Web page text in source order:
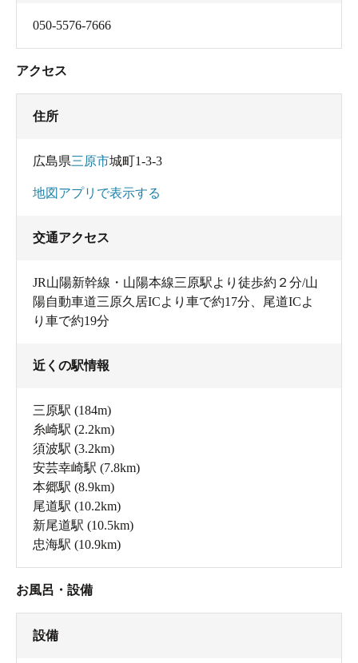
050-5576-7666
アクセス
住所
広島県三原市城町1-3-3
地図アプリで表示する
交通アクセス
JR山陽新幹線・山陽本線三原駅より徒歩約２分/山
陽自動車道三原久居ICより車で約17分、尾道ICよ
り車で約19分
近くの駅情報
三原駅 (184m)
糸崎駅 (2.2km)
須波駅 (3.2km)
安芸幸崎駅 (7.8km)
本郷駅 (8.9km)
尾道駅 (10.2km)
新尾道駅 (10.5km)
忠海駅 (10.9km)
お風呂・設備
設備